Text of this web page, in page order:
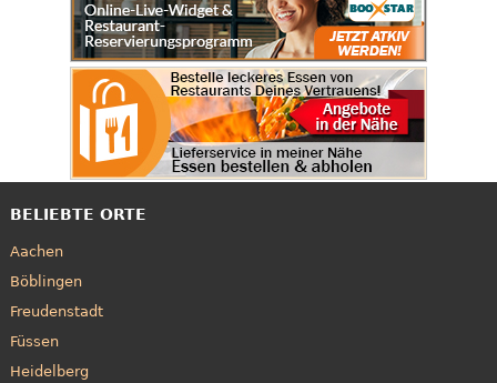
BELIEBTE ORTE
Aachen
Böblingen
Freudenstadt
Füssen
Heidelberg